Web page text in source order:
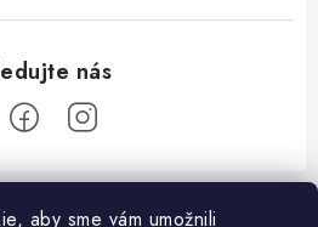
aby sme vám umožnili